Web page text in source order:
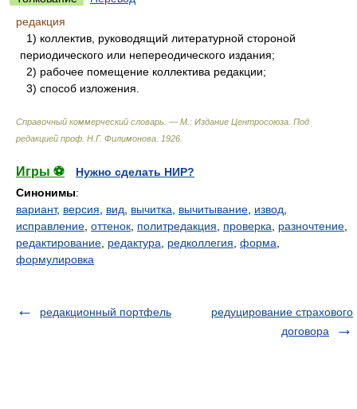
редакция
1) коллектив, руководящий литературной стороной
периодического или непереодического издания;
2) рабочее помещение коллектива редакции;
3) способ изложения.
Справочный коммерческий словарь. — М.: Издание Центросоюза Под
редакцией проф. Н.Г. Филимонова 1926
Игры ⚽
Нужно сделать НИР?
Синонимы:
вариант, версия вид вычитка вычитывание извод
исправление оттенок политредакция проверка разночтение
редактирование редактура редколлегия форма
формулировка
редакционный портфель
редуцирование страхового
договора